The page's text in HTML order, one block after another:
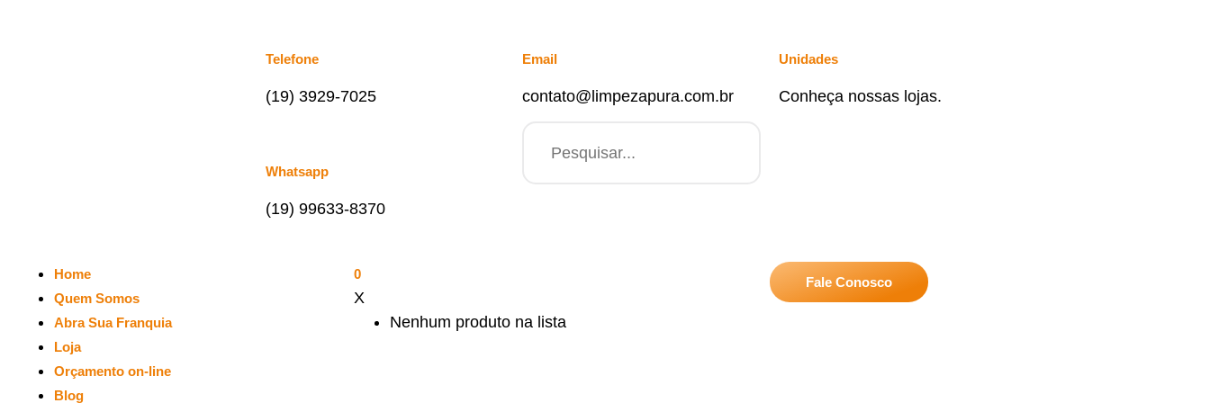
Telefone
(19) 3929-7025
Whatsapp
(19) 99633-8370
Email
contato@limpezapura.com.br
Unidades
Conheça nossas lojas.
Home
Quem Somos
Abra Sua Franquia
Loja
Orçamento on-line
Blog
0
X
Nenhum produto na lista
Fale Conosco